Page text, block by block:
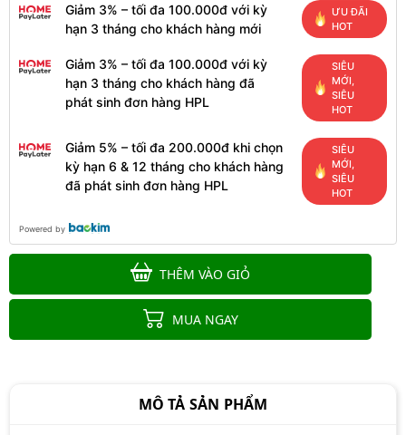
Giảm 3% – tối đa 100.000đ với kỳ
hạn 3 tháng cho khách hàng mới
ƯU ĐÃI
HOT
Giảm 3% – tối đa 100.000đ với kỳ
hạn 3 tháng cho khách hàng đã
phát sinh đơn hàng HPL
SIÊU
MỚI,
SIÊU
HOT
Giảm 5% – tối đa 200.000đ khi chọn
kỳ hạn 6 & 12 tháng cho khách hàng
đã phát sinh đơn hàng HPL
SIÊU
MỚI,
SIÊU
HOT
Powered by
THÊM VÀO GIỎ
MUA NGAY
MÔ TẢ SẢN PHẨM